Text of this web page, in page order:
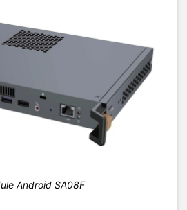
Android SA08F